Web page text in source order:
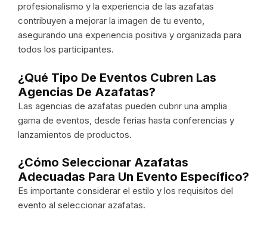
profesionalismo y la experiencia de las azafatas
contribuyen a mejorar la imagen de tu evento,
asegurando una experiencia positiva y organizada para
todos los participantes.
¿Qué Tipo De Eventos Cubren Las
Agencias De Azafatas?
Las agencias de azafatas pueden cubrir una amplia
gama de eventos, desde ferias hasta conferencias y
lanzamientos de productos.
¿Cómo Seleccionar Azafatas
Adecuadas Para Un Evento Específico?
Es importante considerar el estilo y los requisitos del
evento al seleccionar azafatas.